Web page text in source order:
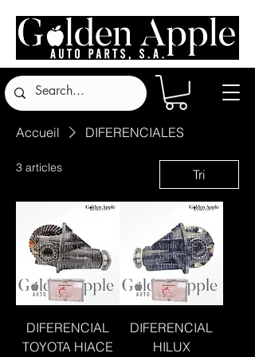
Accueil DIFERENCIALES
3 articles Tri
DIFERENCIAL
TOYOTA HIACE
DIFERENCIAL
HILUX